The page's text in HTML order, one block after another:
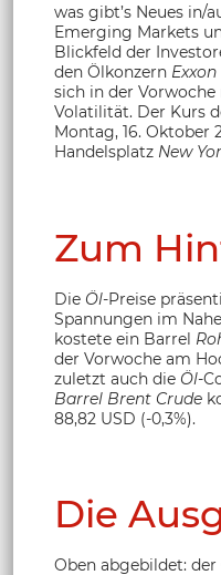
was gibt’s Neues in/
Emerging Markets
Blickfeld der
den Ölkonzern
sich in der
Volatilität. Der Kurs
Montag, 16. Oktober
Handelsplatz New
Zum
Die Öl-Preise
Spannungen im
kostete ein Barrel
der Vorwoche am
zuletzt auch die Öl-
Barrel Brent Crude
88,82 USD (-0,3%).
Die
Oben abgebildet: